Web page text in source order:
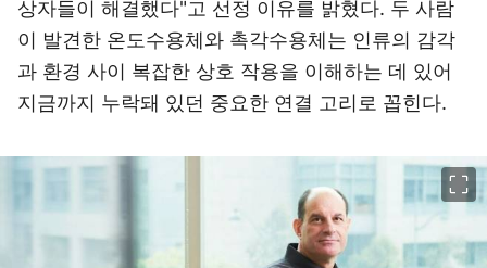
상자들이 해결했다"고 선정 이유를 밝혔다. 두 사람
이 발견한 온도수용체와 촉각수용체는 인류의 감각
과 환경 사이 복잡한 상호 작용을 이해하는 데 있어
지금까지 누락돼 있던 중요한 연결 고리로 꼽힌다.